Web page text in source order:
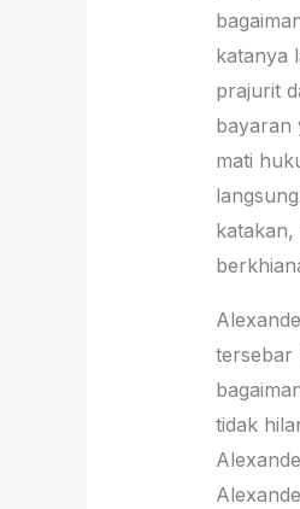
katanya
prajurit
bayaran
mati
katakan,
tersebar
tidak